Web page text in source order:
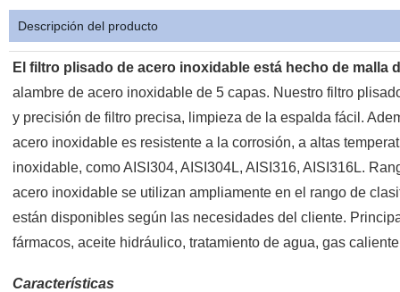
Descripción del producto
El filtro plisado de acero inoxidable está hecho de malla
alambre de acero inoxidable de 5 capas. Nuestro filtro
y precisión de filtro precisa, limpieza de la espalda fácil.
acero inoxidable es resistente a la corrosión, a altas
inoxidable, como AISI304, AISI304L, AISI316, AISI316L.
acero inoxidable se utilizan ampliamente en el rango de
están disponibles según las necesidades del cliente.
fármacos, aceite hidráulico, tratamiento de agua, gas
Características